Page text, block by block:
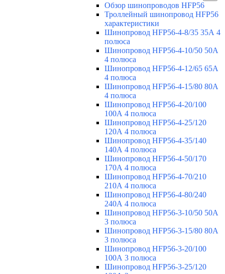
Обзор шинопроводов HFP56
Троллейный шинопровод HFP56
характеристики
Шинопровод HFP56-4-8/35 35А 4
полюса
Шинопровод HFP56-4-10/50 50А
4 полюса
Шинопровод HFP56-4-12/65 65А
4 полюса
Шинопровод HFP56-4-15/80 80А
4 полюса
Шинопровод HFP56-4-20/100
100А 4 полюса
Шинопровод HFP56-4-25/120
120А 4 полюса
Шинопровод HFP56-4-35/140
140А 4 полюса
Шинопровод HFP56-4-50/170
170А 4 полюса
Шинопровод HFP56-4-70/210
210А 4 полюса
Шинопровод HFP56-4-80/240
240А 4 полюса
Шинопровод HFP56-3-10/50 50А
3 полюса
Шинопровод HFP56-3-15/80 80А
3 полюса
Шинопровод HFP56-3-20/100
100А 3 полюса
Шинопровод HFP56-3-25/120